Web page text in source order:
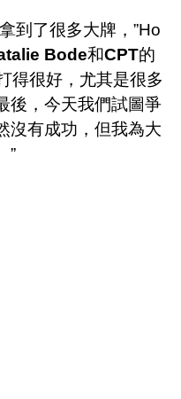
到了很多大牌，”Ho
Bode和CPT的
得很好，尤其是很多
後，今天我們試圖爭
沒有成功，但我為大
”